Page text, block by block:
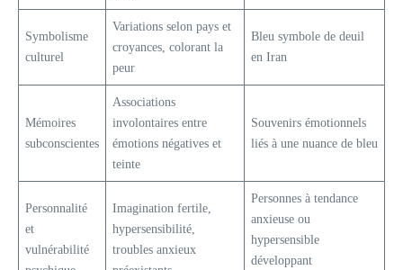
Symbolisme
culturel
Variations selon pays et
croyances, colorant la
peur
Bleu symbole de deuil
en Iran
Mémoires
subconscientes
Associations
involontaires entre
émotions négatives et
teinte
Souvenirs émotionnels
liés à une nuance de bleu
Personnalité
et
vulnérabilité
Imagination fertile,
hypersensibilité,
troubles anxieux
Personnes à tendance
anxieuse ou
hypersensible
développant